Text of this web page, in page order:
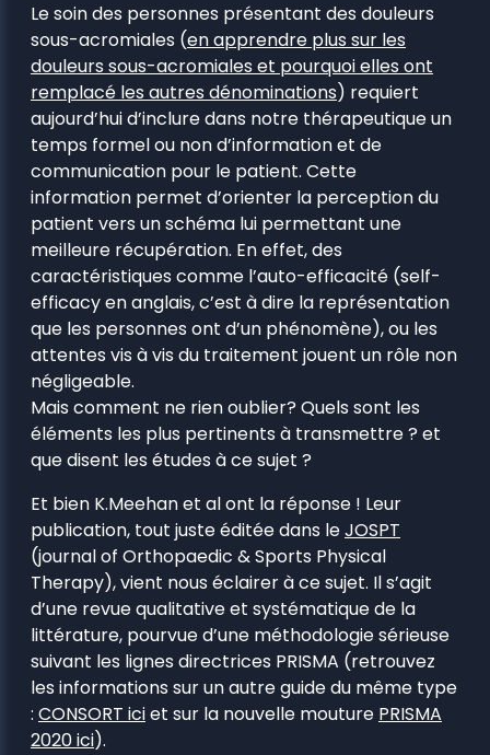
Le soin des personnes présentant des douleurs
sous-acromiales (en apprendre plus sur les
douleurs sous-acromiales et pourquoi elles ont
remplacé les autres dénominations) requiert
aujourd’hui d’inclure dans notre thérapeutique un
temps formel ou non d’information et de
communication pour le patient. Cette
information permet d’orienter la perception du
patient vers un schéma lui permettant une
meilleure récupération. En effet, des
caractéristiques comme l’auto-efficacité (self-
efficacy en anglais, c’est à dire la représentation
que les personnes ont d’un phénomène), ou les
attentes vis à vis du traitement jouent un rôle non
négligeable.
Mais comment ne rien oublier? Quels sont les
éléments les plus pertinents à transmettre ? et
que disent les études à ce sujet ?
Et bien K.Meehan et al ont la réponse ! Leur
publication, tout juste éditée dans leJOSPT
(journal of Orthopaedic & Sports Physical
Therapy), vient nous éclairer à ce sujet. Il s’agit
d’une revue qualitative et systématique de la
littérature, pourvue d’une méthodologie sérieuse
suivant les lignes directrices PRISMA (retrouvez
les informations sur un autre guide du même type
: CONSORT iciet sur la nouvelle mouture PRISMA
2020 ici).